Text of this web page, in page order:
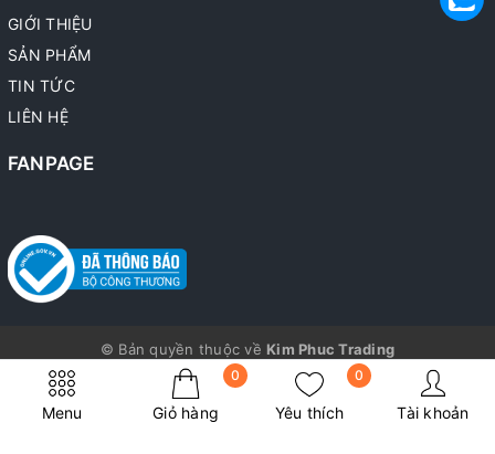
Menu Giỏ hàng
0
Yêu thích
0
Tài khoản
GIỚI THIỆU
SẢN PHẨM
TIN TỨC
LIÊN HỆ
FANPAGE
© Bản quyền thuộc về Kim Phuc Trading
Cung cấp bởi
Sapo